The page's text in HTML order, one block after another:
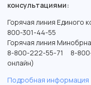
консультациями:
Горячая линия Единого
800-301-44-55
Горячая линия
8-800-222-55-71 8-800-
онлайн)
Подробная информация